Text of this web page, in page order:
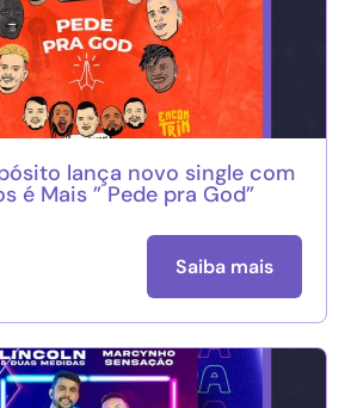
lança novo single com
é Mais ” Pede pra God”
Saiba mais